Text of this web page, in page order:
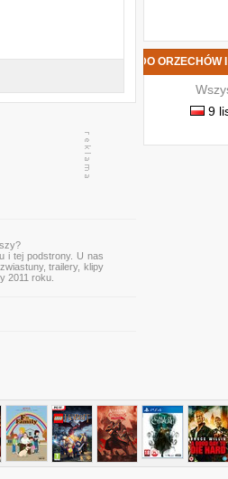
i tej podstrony. U nas
trailery, klipy
2011 roku.
HOFFMANN - DZIADEK DO ORZECHÓW I
9